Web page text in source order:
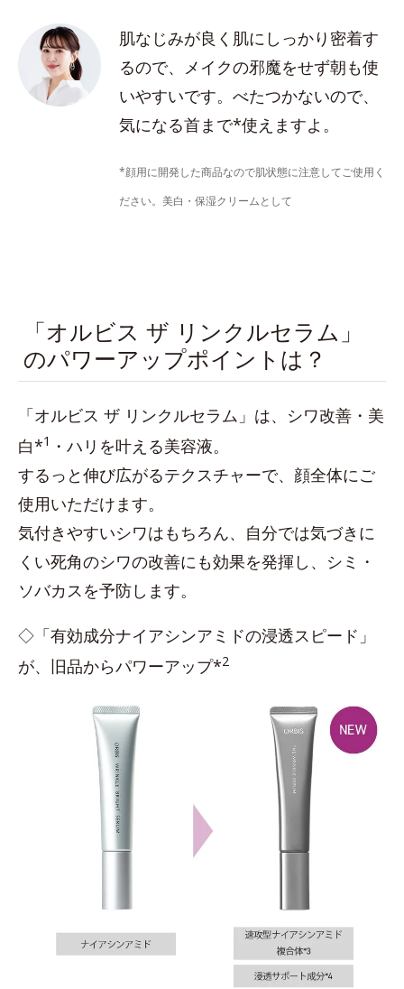
肌なじみが良く肌にしっかり密着す
るので、メイクの邪魔をせず朝も使
いやすいです。べたつかないので、
気になる首まで*使えますよ。
*顔用に開発した商品なので肌状態に注意してご使用く
ださい。美白・保湿クリームとして
「オルビス ザ リンクルセラム」
のパワーアップポイントは？
「オルビス ザ リンクルセラム」は、シワ改善・美
白*1 ・ハリを叶える美容液。
するっと伸び広がるテクスチャーで、顔全体にご
使用いただけます。
気付きやすいシワはもちろん、自分では気づきに
くい死角のシワの改善にも効果を発揮し、シミ・
ソバカスを予防します。
◇「有効成分ナイアシンアミドの浸透スピード」
が、旧品からパワーアップ*2